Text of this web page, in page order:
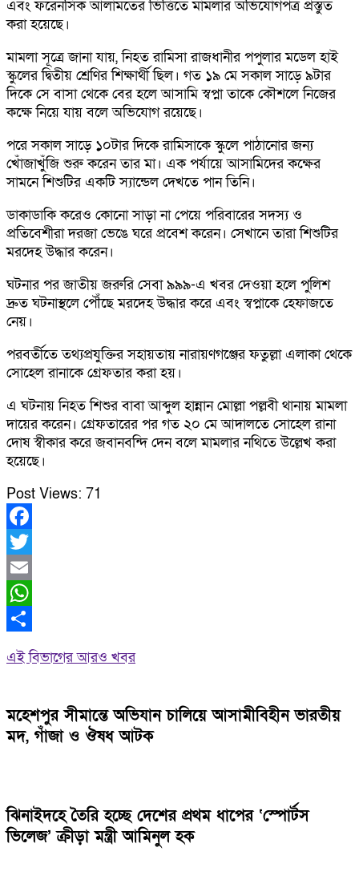
এবং ফরেনসিক আলামতের ভিত্তিতে মামলার অভিযোগপত্র প্রস্তুত
করা হয়েছে।
মামলা সূত্রে জানা যায়, নিহত রামিসা রাজধানীর পপুলার মডেল হাই
স্কুলের দ্বিতীয় শ্রেণির শিক্ষার্থী ছিল। গত ১৯ মে সকাল সাড়ে ৯টার
দিকে সে বাসা থেকে বের হলে আসামি স্বপ্না তাকে কৌশলে নিজের
কক্ষে নিয়ে যায় বলে অভিযোগ রয়েছে।
পরে সকাল সাড়ে ১০টার দিকে রামিসাকে স্কুলে পাঠানোর জন্য
খোঁজাখুঁজি শুরু করেন তার মা। এক পর্যায়ে আসামিদের কক্ষের
সামনে শিশুটির একটি স্যান্ডেল দেখতে পান তিনি।
ডাকাডাকি করেও কোনো সাড়া না পেয়ে পরিবারের সদস্য ও
প্রতিবেশীরা দরজা ভেঙে ঘরে প্রবেশ করেন। সেখানে তারা শিশুটির
মরদেহ উদ্ধার করেন।
ঘটনার পর জাতীয় জরুরি সেবা ৯৯৯-এ খবর দেওয়া হলে পুলিশ
দ্রুত ঘটনাস্থলে পৌঁছে মরদেহ উদ্ধার করে এবং স্বপ্নাকে হেফাজতে
নেয়।
পরবর্তীতে তথ্যপ্রযুক্তির সহায়তায় নারায়ণগঞ্জের ফতুল্লা এলাকা থেকে
সোহেল রানাকে গ্রেফতার করা হয়।
এ ঘটনায় নিহত শিশুর বাবা আব্দুল হান্নান মোল্লা পল্লবী থানায় মামলা
দায়ের করেন। গ্রেফতারের পর গত ২০ মে আদালতে সোহেল রানা
দোষ স্বীকার করে জবানবন্দি দেন বলে মামলার নথিতে উল্লেখ করা
হয়েছে।
Post Views: 71
Facebook
Twitter
Email
WhatsApp
এই বিভাগের আরও খবর
মহেশপুর সীমান্তে অভিযান চালিয়ে আসামীবিহীন ভারতীয়
মদ, গাঁজা ও ঔষধ আটক
ঝিনাইদহে তৈরি হচ্ছে দেশের প্রথম ধাপের ‘স্পোর্টস
ভিলেজ’ ক্রীড়া মন্ত্রী আমিনুল হক